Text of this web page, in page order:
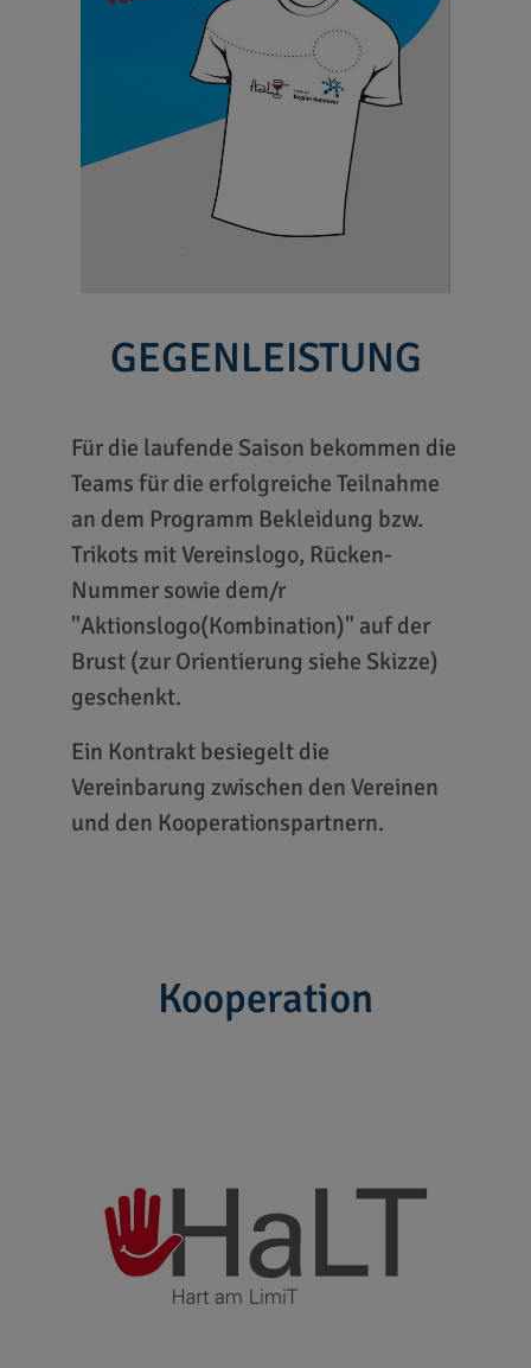
GEGENLEISTUNG
Für die laufende Saison bekommen die
Teams für die erfolgreiche Teilnahme
an dem Programm Bekleidung bzw.
Trikots mit Vereinslogo, Rücken-
Nummer sowie dem/r
"Aktionslogo(Kombination)" auf der
Brust (zur Orientierung siehe Skizze)
geschenkt.
Ein Kontrakt besiegelt die
Vereinbarung zwischen den Vereinen
und den Kooperationspartnern.
Kooperation